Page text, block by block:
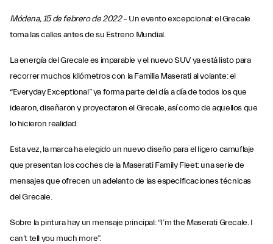
Módena, 15 de febrero de2022– Un evento excepcional: el Grecale
toma las calles antes de su Estreno Mundial.
La energía del Grecale es imparable y el nuevo SUV ya está listo para
recorrer muchos kilómetros con la Familia Maserati al volante: el
“Everyday Exceptional” ya forma parte del día a día de todos los que
idearon, diseñaron y proyectaron el Grecale, así como de aquellos que
lo hicieron realidad.
Esta vez, la marca ha elegido un nuevo diseño para el ligero camuflaje
que presentan los coches de la Maserati Family Fleet: una serie de
mensajes que ofrecen un adelanto de las especificaciones técnicas
del Grecale.
Sobre la pintura hay un mensaje principal: “I’m the Maserati Grecale. I
can’t tell you much more”.